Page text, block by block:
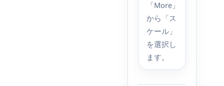
「More」
から「ス
ケール」
を選択し
ます。